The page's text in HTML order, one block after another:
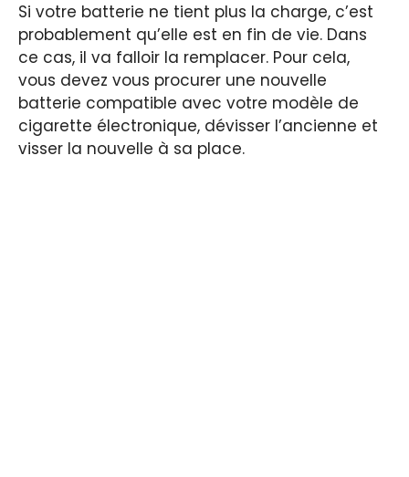
Si votre batterie ne tient plus la charge, c’est
probablement qu’elle est en fin de vie. Dans
ce cas, il va falloir la remplacer. Pour cela,
vous devez vous procurer une nouvelle
batterie compatible avec votre modèle de
cigarette électronique, dévisser l’ancienne et
visser la nouvelle à sa place.